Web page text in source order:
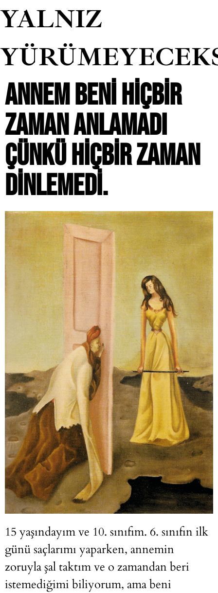
YALNIZ
ANNEM BENI HIÇBIR
ZAMAN ANLAMADI
ÇÜNKÜ HIÇBIR ZAMAN
DINLEMEDI.
15 yaşındayım ve 10. sınıfım. 6. sınıfın ilk
günü saçlarımı yaparken, annemin
zoruyla şal taktım ve o zamandan beri
istemediğimi biliyorum, ama beni